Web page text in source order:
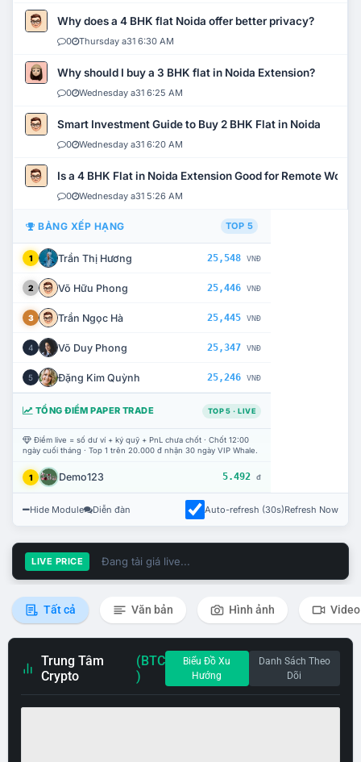
Why does a 4 BHK flat Noida offer better privacy?
0 Thursday a31 6:30 AM
Why should I buy a 3 BHK flat in Noida Extension?
0 Wednesday a31 6:25 AM
Smart Investment Guide to Buy 2 BHK Flat in Noida
0 Wednesday a31 6:20 AM
Is a 4 BHK Flat in Noida Extension Good for Remote Work?
0 Wednesday a31 5:26 AM
BẢNG XẾP HẠNG TOP 5
1 Trần Thị Hương 25,548 VNĐ
2 Võ Hữu Phong 25,446 VNĐ
3 Trần Ngọc Hà 25,445 VNĐ
4 Võ Duy Phong 25,347 VNĐ
5 Đặng Kim Quỳnh 25,246 VNĐ
TỔNG ĐIỂM PAPER TRADE TOP 5 · LIVE
Điểm live = số dư ví + ký quỹ + PnL chưa chốt · Chốt 12:00
ngày cuối tháng · Top 1 trên 20.000 đ nhận 30 ngày VIP Whale.
1 Demo123 5.492 đ
Hide Module Diễn đàn Auto-refresh (30s)Refresh Now
LIVE PRICE Đang tải giá live...
Tất cả Văn bản Hình ảnh Video
Trung Tâm
Crypto
(BTC
)
Biểu Đồ Xu
Hướng
Danh Sách Theo
Dõi